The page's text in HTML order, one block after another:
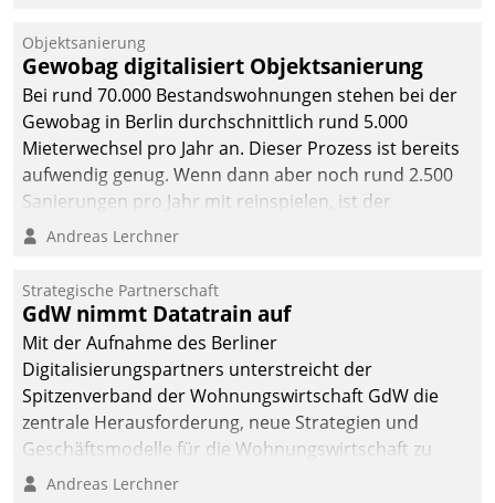
Unternehmen.
Objektsanierung
Gewobag digitalisiert Objektsanierung
Bei rund 70.000 Bestandswohnungen stehen bei der
Gewobag in Berlin durchschnittlich rund 5.000
Mieterwechsel pro Jahr an. Dieser Prozess ist bereits
aufwendig genug. Wenn dann aber noch rund 2.500
Sanierungen pro Jahr mit reinspielen, ist der
Betreuungs- und Organisationsaufwand immens. Im
kommunale Wohnungsbauunternehmen daher
gemeinsam mit der Berliner Datatrain GmbH den
Teilprozess der Objektsanierung digitalisiert.
Andreas Lerchner
Strategische Partnerschaft
GdW nimmt Datatrain auf
Mit der Aufnahme des Berliner
Digitalisierungspartners unterstreicht der
Spitzenverband der Wohnungswirtschaft GdW die
zentrale Herausforderung, neue Strategien und
Geschäftsmodelle für die Wohnungswirtschaft zu
entwickeln.
Andreas Lerchner